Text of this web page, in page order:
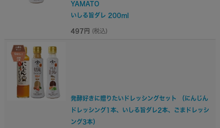
YAMATO
いしる旨ダレ 200ml
497円 (税込)
発酵好きに贈りたいドレッシングセット （にんじん
ドレッシング1本、いしる旨ダレ2本、ごまドレッシ
ング3本）